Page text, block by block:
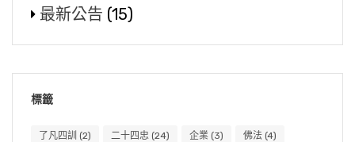
最新公告 (15)
標籤
了凡四訓 (2) 二十四忠 (24) 企業 (3) 佛法 (4)